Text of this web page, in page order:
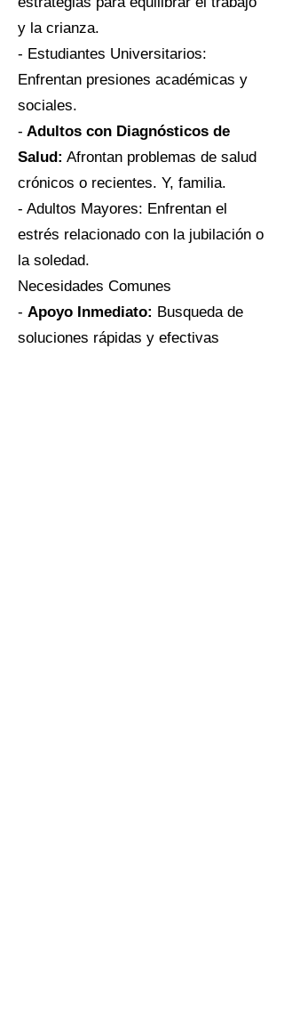
y la crianza.
- Estudiantes Universitarios:
Enfrentan presiones académicas y
sociales.
- Adultos con Diagnósticos de
Salud: Afrontan problemas de salud
crónicos o recientes. Y, familia.
- Adultos Mayores: Enfrentan el
estrés relacionado con la jubilación o
la soledad.
Necesidades Comunes
- Apoyo Inmediato: Busqueda de
soluciones rápidas y efectivas